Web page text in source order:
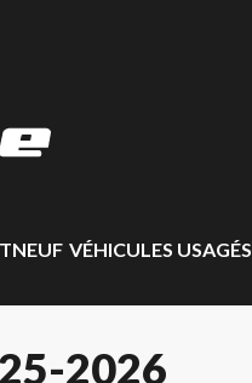
VÉHICULES USAGÉS
2026